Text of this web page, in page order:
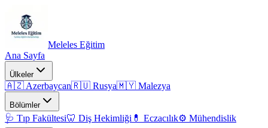
Meleles Eğitim
Ana Sayfa
Ülkeler
🇦🇿 Azerbaycan🇷🇺 Rusya🇲🇾 Malezya
Bölümler
🩺 Tıp Fakültesi🦷 Diş Hekimliği 💊 Eczacılık⚙️ Mühendislik